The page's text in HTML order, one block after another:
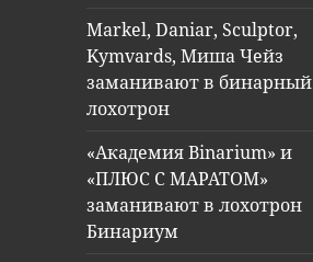
Markel, Daniar, Sculptor,
Kymvards, Миша Чейз
заманивают в бинарный
лохотрон
«Академия Binarium» и
«ПЛЮС С МАРАТОМ»
заманивают в лохотрон
Бинариум